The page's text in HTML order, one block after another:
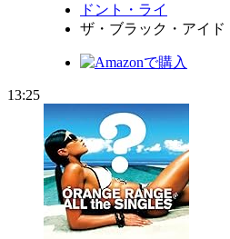
ドント・ライ
ザ・ブラック・アイド
13:25